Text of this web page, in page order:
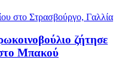
ζήτησε
Μπακού